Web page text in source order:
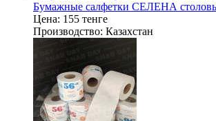
Бумажные салфетки СЕЛЕНА
Цена: 155 тенге
Производство: Казахстан